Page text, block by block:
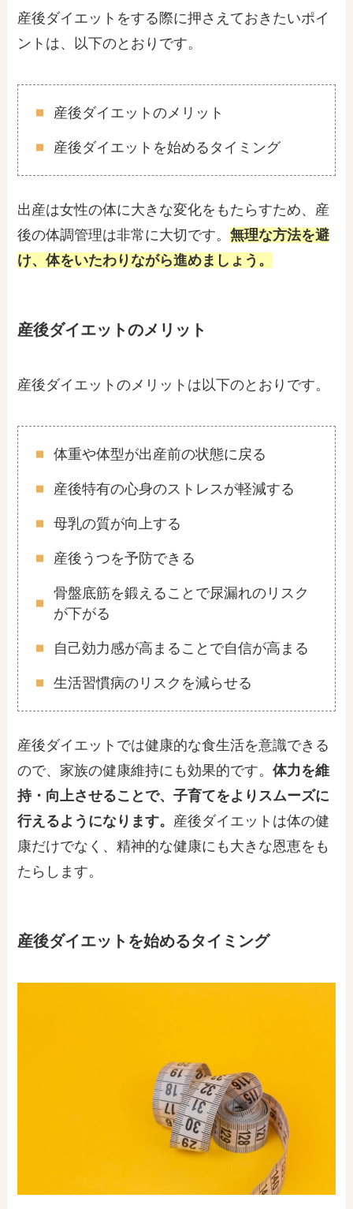
産後ダイエットをする際に押さえておきたいポイ
ントは、以下のとおりです。
産後ダイエットのメリット
産後ダイエットを始めるタイミング
出産は女性の体に大きな変化をもたらすため、産
後の体調管理は非常に大切です。無理な方法を避
け、体をいたわりながら進めましょう。
産後ダイエットのメリット
産後ダイエットのメリットは以下のとおりです。
体重や体型が出産前の状態に戻る
産後特有の心身のストレスが軽減する
母乳の質が向上する
産後うつを予防できる
骨盤底筋を鍛えることで尿漏れのリスク
が下がる
自己効力感が高まることで自信が高まる
生活習慣病のリスクを減らせる
産後ダイエットでは健康的な食生活を意識できる
ので、家族の健康維持にも効果的です。体力を維
持・向上させることで、子育てをよりスムーズに
行えるようになります。 産後ダイエットは体の健
康だけでなく、精神的な健康にも大きな恩恵をも
たらします。
産後ダイエットを始めるタイミング